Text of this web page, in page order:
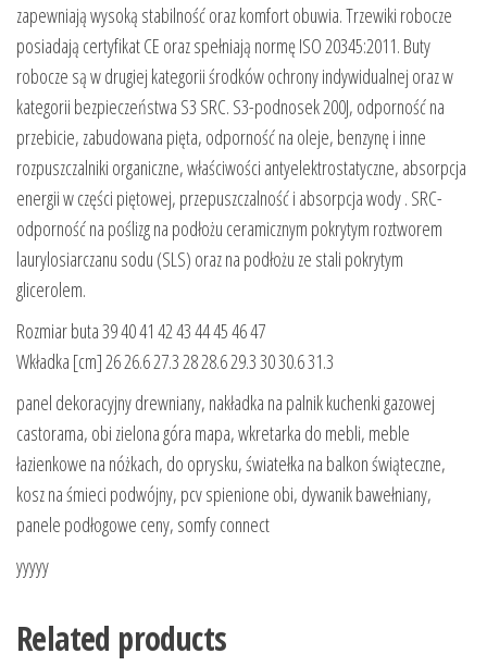
zapewniają wysoką stabilność oraz komfort obuwia. Trzewiki robocze
posiadają certyfikat CE oraz spełniają normę ISO 20345:2011. Buty
robocze są w drugiej kategorii środków ochrony indywidualnej oraz w
kategorii bezpieczeństwa S3 SRC. S3-podnosek 200J, odporność na
przebicie, zabudowana pięta, odporność na oleje, benzynę i inne
rozpuszczalniki organiczne, właściwości antyelektrostatyczne, absorpcja
energii w części piętowej, przepuszczalność i absorpcja wody . SRC-
odporność na poślizg na podłożu ceramicznym pokrytym roztworem
laurylosiarczanu sodu (SLS) oraz na podłożu ze stali pokrytym
glicerolem.
Rozmiar buta 39 40 41 42 43 44 45 46 47
Wkładka [cm] 26 26.6 27.3 28 28.6 29.3 30 30.6 31.3
panel dekoracyjny drewniany, nakładka na palnik kuchenki gazowej
castorama, obi zielona góra mapa, wkretarka do mebli, meble
łazienkowe na nóżkach, do oprysku, światełka na balkon świąteczne,
kosz na śmieci podwójny, pcv spienione obi, dywanik bawełniany,
panele podłogowe ceny, somfy connect
yyyyy
Related products